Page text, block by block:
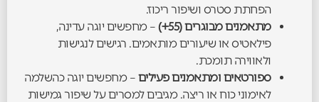
הפחתת סטרס ושיפור ריכוז.
מתאמנים מבוגרים (55+)
– מחפשים יוגה עדינה,
פילאטיס או שיעורים מותאמים. רגישים לנגישות
ולאווירה תומכת.
ספורטאים ומתאמנים פעילים – מחפשים יוגה כהשלמה
לאימוני כוח או ריצה. מגיבים למסרים על שיפור גמישות